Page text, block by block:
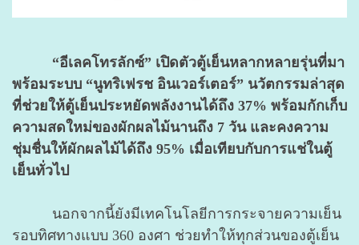
“อีเลคโทรลักซ์” เปิดตัวตู้เย็นหลากหลายรุ่นที่มา
พร้อมระบบ “นูทริเฟรช อินเวอร์เตอร์” นวัตกรรมล่าสุด
ที่ช่วยให้ตู้เย็นประหยัดพลังงานได้ถึง 37% พร้อมกักเก็บ
ความสดใหม่ของผักผลไม้นานถึง 7 วัน และคงความ
ชุ่มชื่นให้ผักผลไม้ได้ถึง 95% เมื่อเทียบกับการแช่ในตู้
เย็นทั่วไป
นอกจากนี้ยังมีเทคโนโลยีการกระจายความเย็น
รอบทิศทางแบบ 360 องศา ช่วยทำให้ทุกส่วนของตู้เย็น